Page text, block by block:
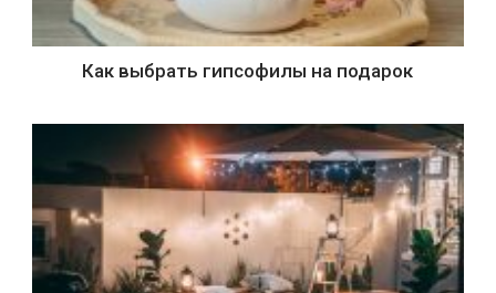
Как выбрать гипсофилы на подарок